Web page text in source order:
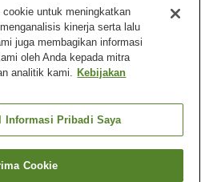
Spa / Salon kecantikan
Mesin penjual otomatis
kamar
untuk meningkatkan
kinerja serta lalu
juga membagikan informasi
oleh Anda kepada mitra
analitik kami. Kebijakan
Informasi Pribadi Saya
Cookie